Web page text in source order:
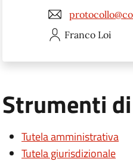
Franco Loi
Strumenti
Tutela amministrativa
Tutela giurisdizionale